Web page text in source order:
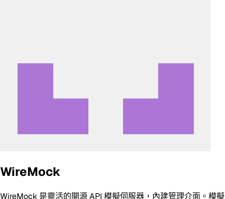
WireMock
WireMock 是靈活的開源 API 模擬伺服器，內建管理介面。模擬